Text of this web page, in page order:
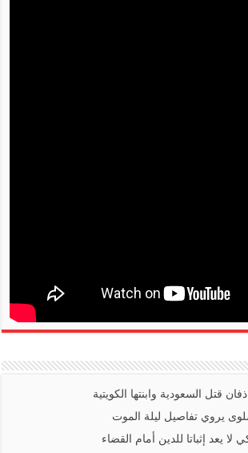
قتل السعودية وابنتها الكويتية
يروي تفاصيل ليلة الموت
لا يعد إثباتا للدين أمام القضاء